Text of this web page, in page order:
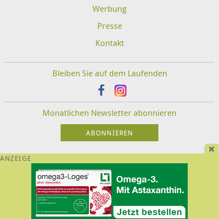
Werbung
Presse
Kontakt
Bleiben Sie auf dem Laufenden
Monatlichen Newsletter abonnieren
Impressum Datenschutz Disclaimer
Für Veranstalter und Therapeuten: